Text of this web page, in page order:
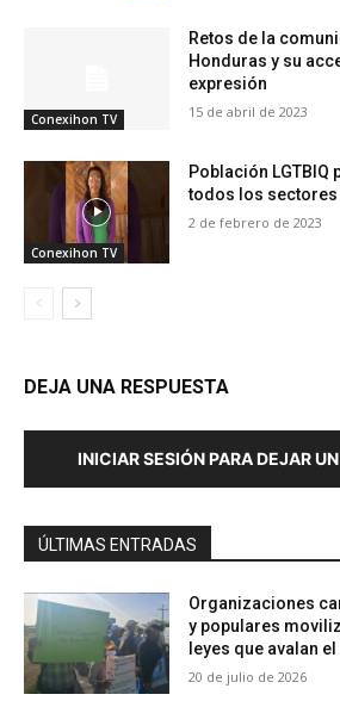
Conexihon TV
Retos de la
Honduras y su
expresión
15 de abril de 2023
Conexihon TV
Población LGTBIQ
todos los sectores
2 de febrero de 2023
DEJA UNA RESPUESTA
INICIAR SESIÓN PARA DEJAR
ÚLTIMAS ENTRADAS
Organizaciones
y populares
leyes que avalan
20 de julio de 2026